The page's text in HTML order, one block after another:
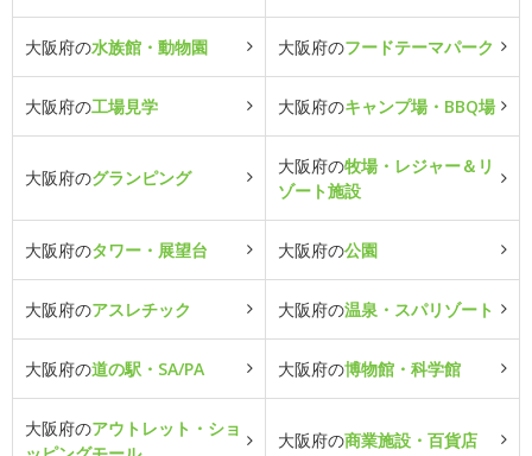
大阪府の水族館・動物園 大阪府のフードテーマパーク
大阪府の工場見学 大阪府のキャンプ場・BBQ場
大阪府のグランピング
大阪府の牧場・レジャー＆リ
ゾート施設
大阪府のタワー・展望台 大阪府の公園
大阪府のアスレチック 大阪府の温泉・スパリゾート
大阪府の道の駅・SA/PA 大阪府の博物館・科学館
大阪府のアウトレット・ショ
大阪府の商業施設・百貨店